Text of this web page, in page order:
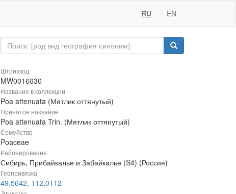
RU EN
Штрихкод
MW0016030
Название в коллекции
Poa attenuata (Мятлик оттянутый)
Принятое название
Poa attenuata Trin. (Мятлик оттянутый)
Семейство
Poaceae
Районирование
Сибирь, Прибайкалье и Забайкалье (S4) (Россия)
Геопривязка
49,5642, 112,0112